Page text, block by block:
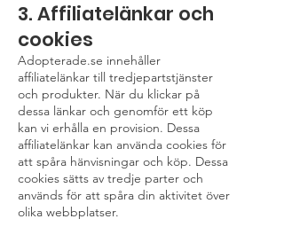
3. Affiliatelänkar och
cookies
Adopterade.se innehåller
affiliatelänkar till tredjepartstjänster
och produkter. När du klickar på
dessa länkar och genomför ett köp
kan vi erhålla en provision. Dessa
affiliatelänkar kan använda cookies för
att spåra hänvisningar och köp. Dessa
cookies sätts av tredje parter och
används för att spåra din aktivitet över
olika webbplatser.